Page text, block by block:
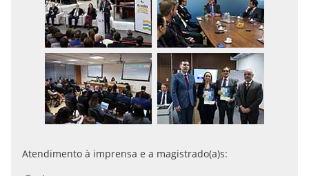
Atendimento à imprensa e a magistrado(a)s: